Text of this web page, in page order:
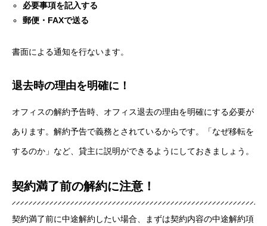
必要事項を記入する
郵便・FAXで送る
書面による通知を行ないます。
退去時の理由を明確に！
オフィスの解約予告時、オフィス退去の理由を明確にする必要が
あります。解約予告で義務とされているからです。「なぜ移転を
するのか」など、貸主に説明ができるようにしておきましょう。
契約満了前の解約に注意！
契約満了前に中途解約したい場合、まずは契約内容の中途解約項